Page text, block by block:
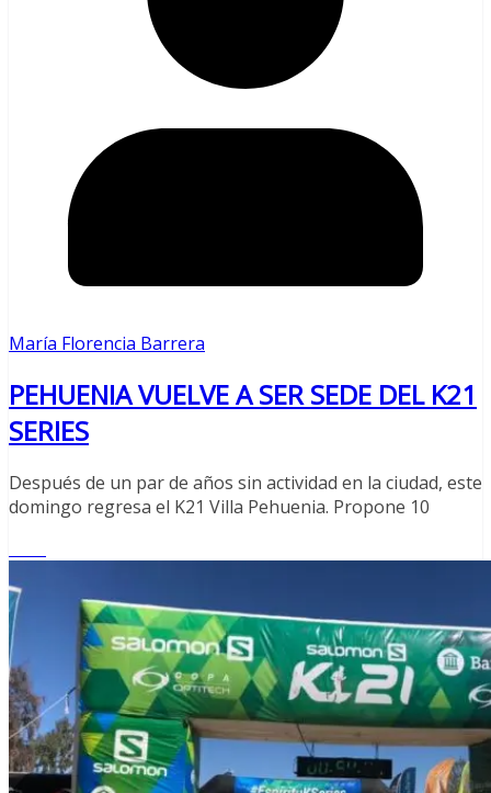
María Florencia Barrera
PEHUENIA VUELVE A SER SEDE DEL K21
SERIES
Después de un par de años sin actividad en la ciudad, este
domingo regresa el K21 Villa Pehuenia. Propone 10